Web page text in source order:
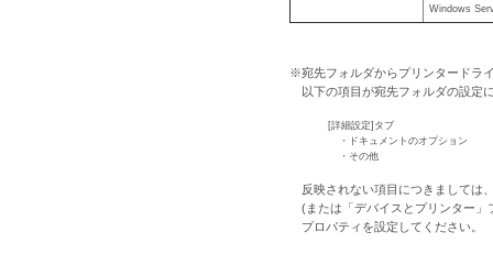
Windows
※宛先フォルダからプリンタードラ
以下の項目が宛先フォルダの設定
[詳細設定]タブ
・ドキュメントのオプション
・その他
反映されない項目につきましては
(または「デバイスとプリンター
プロパティを設定してください。